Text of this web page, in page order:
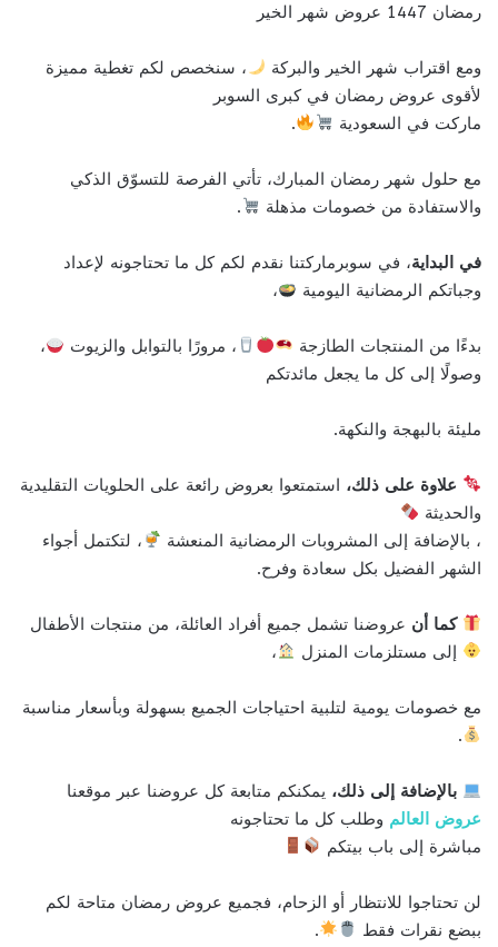
رمضان 1447 عروض شهر الخير
ومع اقتراب شهر الخير والبركة
، سنخصص لكم تغطية مميزة
لأقوى عروض رمضان في كبرى السوبر
ماركت في السعودية
.
مع حلول شهر رمضان المبارك، تأتي الفرصة للتسوّق الذكي
والاستفادة من خصومات مذهلة
.
في البداية، في سوبرماركتنا نقدم لكم كل ما تحتاجونه لإعداد
وجباتكم الرمضانية اليومية
،
بدءًا من المنتجات الطازجة ، مرورًا بالتوابل والزيوت
،
وصولًا إلى كل ما يجعل مائدتكم
مليئة بالبهجة والنكهة.
علاوة على ذلك، استمتعوا بعروض رائعة على الحلويات التقليدية
والحديثة
، بالإضافة إلى المشروبات الرمضانية المنعشة
، لتكتمل أجواء
الشهر الفضيل بكل سعادة وفرح.
كما أن عروضنا تشمل جميع أفراد العائلة، من منتجات الأطفال
إلى مستلزمات المنزل
،
مع خصومات يومية لتلبية احتياجات الجميع بسهولة وبأسعار مناسبة
.
بالإضافة إلى ذلك، يمكنكم متابعة كل عروضنا عبر موقعنا
عروض العالم وطلب كل ما تحتاجونه
مباشرة إلى باب بيتكم
لن تحتاجوا للانتظار أو الزحام، فجميع عروض رمضان متاحة لكم
ببضع نقرات فقط
.